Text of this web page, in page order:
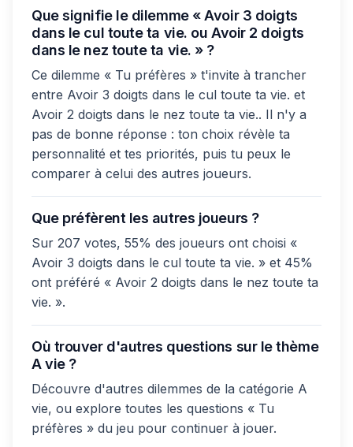
Que signifie le dilemme « Avoir 3 doigts
dans le cul toute ta vie. ou Avoir 2 doigts
dans le nez toute ta vie. » ?
Ce dilemme « Tu préfères » t'invite à trancher
entre Avoir 3 doigts dans le cul toute ta vie. et
Avoir 2 doigts dans le nez toute ta vie.. Il n'y a
pas de bonne réponse : ton choix révèle ta
personnalité et tes priorités, puis tu peux le
comparer à celui des autres joueurs.
Que préfèrent les autres joueurs ?
Sur 207 votes, 55% des joueurs ont choisi «
Avoir 3 doigts dans le cul toute ta vie. » et 45%
ont préféré « Avoir 2 doigts dans le nez toute ta
vie. ».
Où trouver d'autres questions sur le thème
A vie ?
Découvre d'autres dilemmes de la catégorie A
vie, ou explore toutes les questions « Tu
préfères » du jeu pour continuer à jouer.